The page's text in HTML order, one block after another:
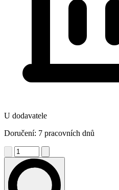
U dodavatele
Doručení: 7 pracovních dnů